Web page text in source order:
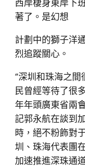
西岸棲身東岸下
著了。是幻想
計劃中的獅子洋
烈追蹤關心。
“深圳和珠海之
民曾經等待了很
年年頭廣東省兩
記郭永航在談到
時，絕不粉飾對
圳、珠海代表團
加速推進深珠通